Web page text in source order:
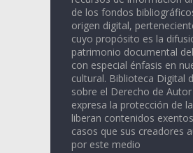
de los fondos
origen digital,
cuyo propósito es la
patrimonio documental
con especial énfasis en
cultural. Biblioteca Digital
sobre el Derecho de
expresa la protección de
liberan contenidos
casos que sus creadores
por este medio